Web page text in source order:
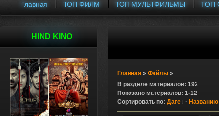
ТОП
ТОП МУЛЬТФИЛЬМЫ
ТОП ФИЛМ
Главная
HIND KINO
Главная » Файлы »
В разделе материалов: 192
Показано материалов: 1-12
Сортировать по: Дате · Названию